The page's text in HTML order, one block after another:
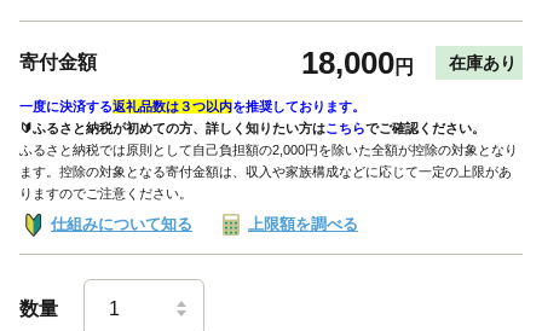
寄付金額 18,000円 在庫あり
一度に決済する返礼品数は３つ以内を推奨しております。
🔰ふるさと納税が初めての方、詳しく知りたい方はこちらでご確認ください。
ふるさと納税では原則として自己負担額の2,000円を除いた全額が控除の対象となり
ます。控除の対象となる寄付金額は、収入や家族構成などに応じて一定の上限があ
りますのでご注意ください。
仕組みについて知る 上限額を調べる
数量